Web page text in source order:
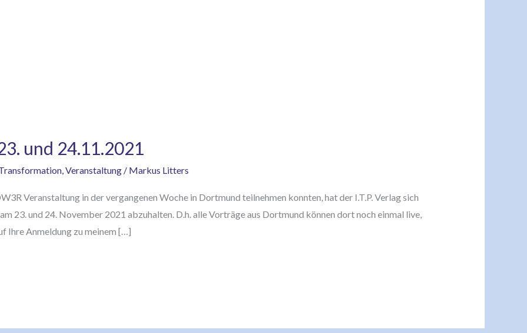
und 24.11.2021
,Veranstaltung/ Markus Litters
Veranstaltung in der vergangenen Woche in Dortmund teilnehmen konnten, hat der I.T.P. Verlag sich
23. und 24. November 2021 abzuhalten. D.h. alle Vorträge aus Dortmund können dort noch einmal live,
Ihre Anmeldung zu meinem […]